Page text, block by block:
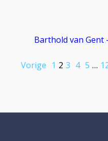
Barthold van Gent
Vorige 1 2 3 4 5 …